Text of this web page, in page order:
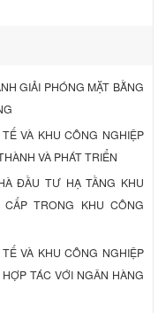
GIẢI PHÓNG MẶT BẰNG
VÀ KHU CÔNG NGHIỆP
VÀ PHÁT TRIỂN
ĐẦU TƯ HẠ TẦNG KHU
TRONG KHU CÔNG
VÀ KHU CÔNG NGHIỆP
TÁC VỚI NGÂN HÀNG